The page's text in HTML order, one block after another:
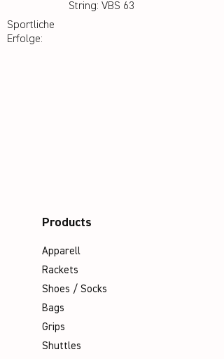
Sportliche
Erfolge:
String: VBS 63
Apparell
Rackets
Shoes / Socks
Bags
Grips
Shuttles
Products